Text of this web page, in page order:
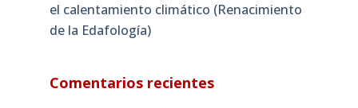
el calentamiento climático (Renacimiento
de la Edafología)
Comentarios recientes